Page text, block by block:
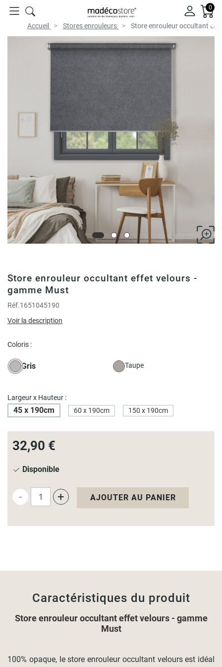
0
Accueil Stores enrouleurs Store enrouleur occultant
Store enrouleur occultant effet velours -
gamme Must
Réf.1651045190
Voir la description
Coloris :
Gris Taupe
Largeur x Hauteur :
45 x 190cm 60 x 190cm 150 x 190cm
32,90 €
Disponible
- + AJOUTER AU PANIER
Caractéristiques du produit
Store enrouleur occultant effet velours - gamme
Must
100% opaque, le store enrouleur occultant velours est idéal